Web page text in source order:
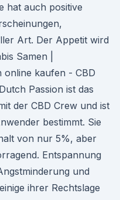
hat auch positive
Art. Der Appetit wird
Samen |
online kaufen - CBD
Passion ist das
der CBD Crew und ist
bestimmt. Sie
von nur 5%, aber
Entspannung
und
ihrer Rechtslage